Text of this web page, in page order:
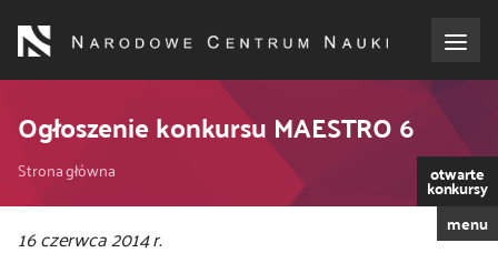
treści
o NCN
dla wnioskodawców
dla realizujących projekty
Ogłoszenie konkursu MAESTRO 6
Ścieżka
nawigacyjna
Strona główna otwarte
konkursy
menu
16 czerwca 2014 r.